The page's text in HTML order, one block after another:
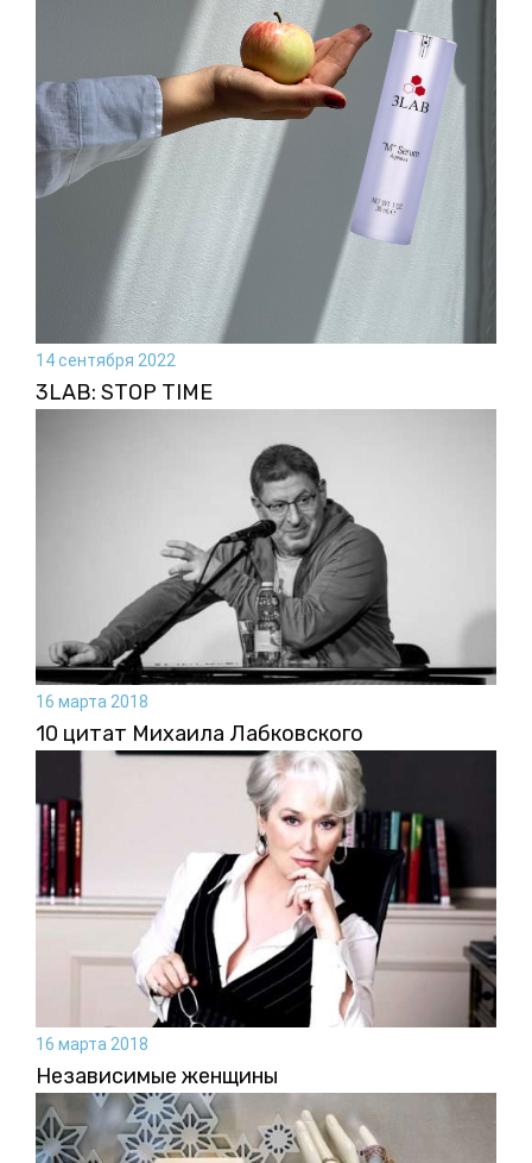
14 сентября 2022
3LAB: STOP TIME
16 марта 2018
10 цитат Михаила Лабковского
16 марта 2018
Независимые женщины